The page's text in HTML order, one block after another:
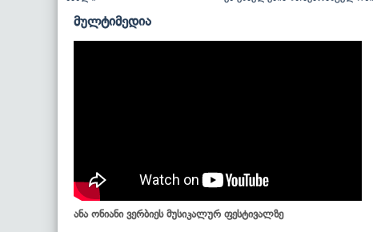
მულტიმედია
ანა ონიანი ვერბიეს მუსიკალურ ფესტივალზე